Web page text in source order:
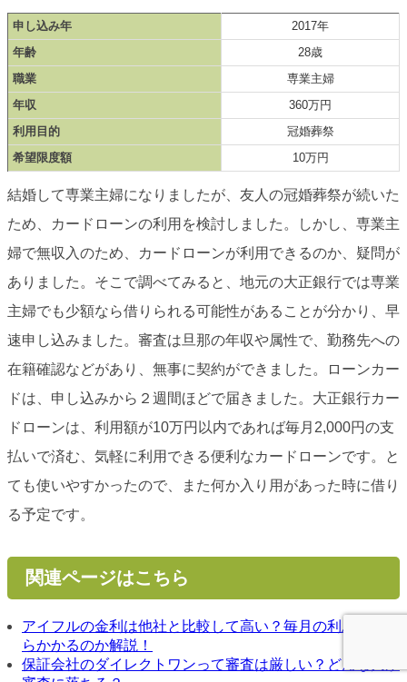
申し込み年
2017年
年齢
28歳
職業
専業主婦
年収
360万円
利用目的
冠婚葬祭
希望限度額
10万円
結婚して専業主婦になりましたが、友人の冠婚葬祭が続いた
ため、カードローンの利用を検討しました。しかし、専業主
婦で無収入のため、カードローンが利用できるのか、疑問が
ありました。そこで調べてみると、地元の大正銀行では専業
主婦でも少額なら借りられる可能性があることが分かり、早
速申し込みました。審査は旦那の年収や属性で、勤務先への
在籍確認などがあり、無事に契約ができました。ローンカー
ドは、申し込みから２週間ほどで届きました。大正銀行カー
ドローンは、利用額が10万円以内であれば毎月2,000円の支
払いで済む、気軽に利用できる便利なカードローンです。と
ても使いやすかったので、また何か入り用があった時に借り
る予定です。
関連ページはこちら
アイフルの金利は他社と比較して高い？毎月の利息はいく
らかかるのか解説！
保証会社のダイレクトワンって審査は厳しい？どんな人が